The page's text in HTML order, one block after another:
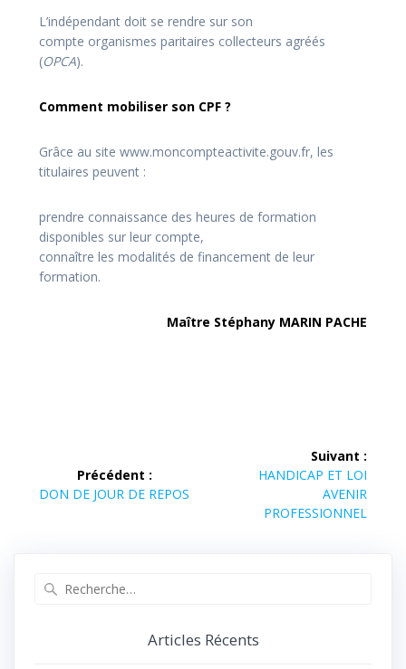
L’indépendant doit se rendre sur son
compte organismes paritaires collecteurs agréés
(OPCA).
Comment mobiliser son CPF ?
Grâce au site www.moncompteactivite.gouv.fr, les
titulaires peuvent :
prendre connaissance des heures de formation
disponibles sur leur compte,
connaître les modalités de financement de leur
formation.
Maître Stéphany MARIN PACHE
Précédent :
DON DE JOUR DE REPOS
Suivant :
HANDICAP ET LOI
AVENIR
PROFESSIONNEL
Articles Récents